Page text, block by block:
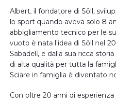
Albert, il fondatore di Söll,
lo sport quando aveva solo 8
abbigliamento tecnico per le
vuoto è nata l'idea di Söll nel
Sabadell, e dalla sua ricca
di alta qualità per tutta la
Sciare in famiglia è diventato
Con oltre 20 anni di